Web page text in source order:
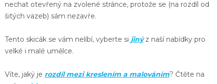
nechat otevřený na zvolené stránce, protože se (na rozdíl od
šitých vazeb) sám nezavře.
Tento skicák se vám nelíbí, vyberte si jinýz naší nabídky pro
velké i malé umělce.
Víte, jaký je rozdíl mezi kreslením a malováním? Čtěte na